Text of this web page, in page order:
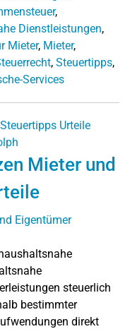
,
Dienstleistungen,
Mieter, Mieter,
, Steuertipps,
Services
Steuertipps Urteile
Mieter und
steuerlich
bestimmter
direkt